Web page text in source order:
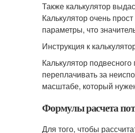
Также калькулятор
Калькулятор очень
параметры, что
Инструкция к
Калькулятор
переплачивать за
масштабе, который
Формулы расчета
Для того, чтобы